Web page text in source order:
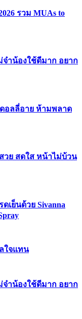
รวม MUAs to
จ๋าน้องใช้ดีมาก อยาก
อลลี่อาย ห้ามพลาด
วย สดใส หน้าไม่บ้วน
เย็นด้วย Sivanna
ใจแทน
จ๋าน้องใช้ดีมาก อยาก